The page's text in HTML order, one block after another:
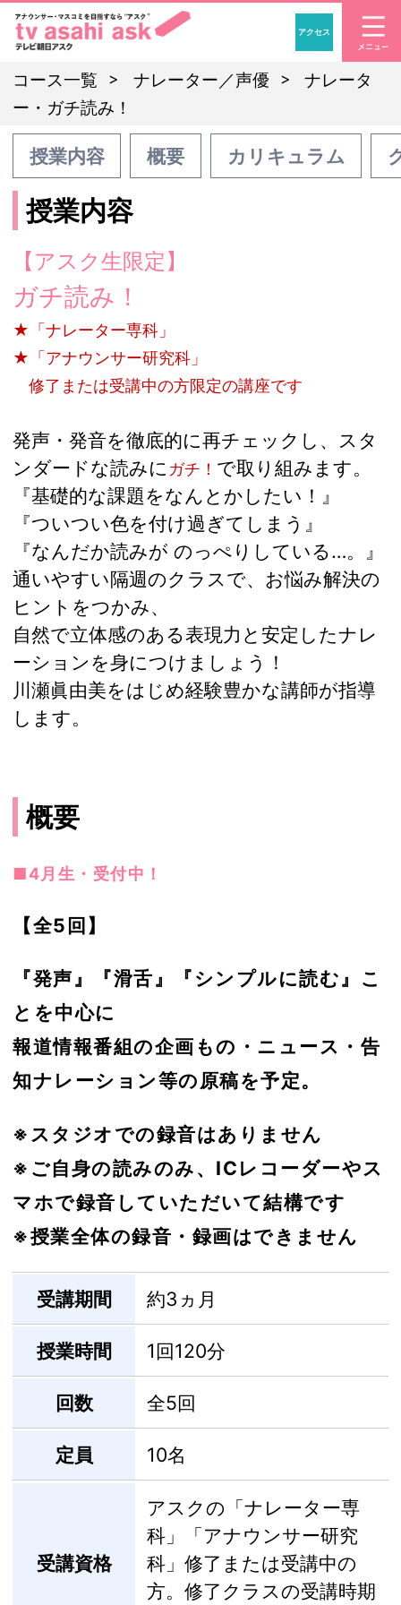
「アナウンサー・マ
アクセス
コース一覧 ナレーター／声優
ナレータ
ー・ガチ読み！
授業内容 概要 カリキュラム
授業内容
【アスク生限定】
ガチ読み！
★「ナレーター専科」
★「アナウンサー研究科」
修了または受講中の方限定の講座です
発声・発音を徹底的に再チェックし、スタ
ンダードな読みに ガチ！ で取り組みます。
『基礎的な課題をなんとかしたい！』
『ついつい色を付け過ぎてしまう』
『なんだか読みが のっぺりしている…。』
通いやすい隔週のクラスで、お悩み解決の
ヒントをつかみ、
自然で立体感のある表現力と安定したナレ
ーションを身につけましょう！
川瀬眞由美をはじめ経験豊かな講師が指導
します。
概要
■4月生・受付中！
【全5回】
『発声』『滑舌』『シンプルに読む』こ
とを中心に
報道情報番組の企画もの・ニュース・告
知ナレーション等の原稿を予定。
※スタジオでの録音はありません
※ご自身の読みのみ、ICレコーダーやス
マホで録音していただいて結構です
※授業全体の録音・録画はできません
受講期間 約3ヵ月
授業時間 1回120分
回数 全5回
定員 10名
受講資格
アスクの「ナレーター専
科」「アナウンサー研究
科」修了または受講中の
方。修了クラスの受講時期